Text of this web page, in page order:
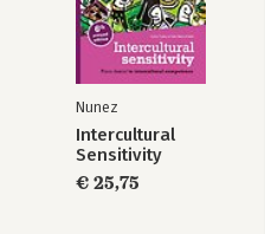
Nunez
Intercultural
Sensitivity
€ 25,75